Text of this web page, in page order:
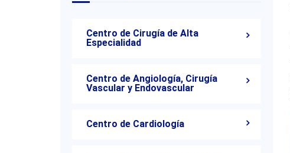
Centro de Cirugía de Alta
Especialidad
Centro de Angiología, Cirugía
Vascular y Endovascular
Centro de Cardiología